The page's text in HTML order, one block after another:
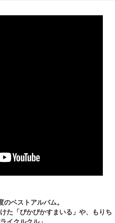
ベストアルバム。
た「ぴかぴかすまいる」や、もりち